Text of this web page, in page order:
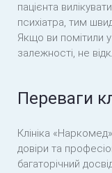
пацієнта
психіатра, тим
Якщо ви помітили
залежності, не
Переваги
Клініка
довіри та
багаторічний